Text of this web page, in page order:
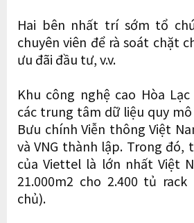
Hai bên nhất trí sớm tổ
chuyên viên để rà soát chặt
ưu đãi đầu tư, v.v.
Khu công nghệ cao Hòa
các trung tâm dữ liệu quy
Bưu chính Viễn thông Việt
và VNG thành lập. Trong đó,
của Viettel là lớn nhất Việt
21.000m2 cho 2.400 tủ
chủ).